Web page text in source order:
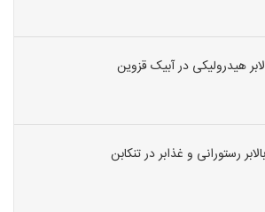
هیدرولیکی در آبیک قزوین
رستورانی و غذابر در تنکابن